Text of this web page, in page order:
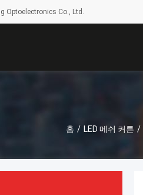
Optoelectronics Co., Ltd.
홈 / LED 메쉬 커튼 /